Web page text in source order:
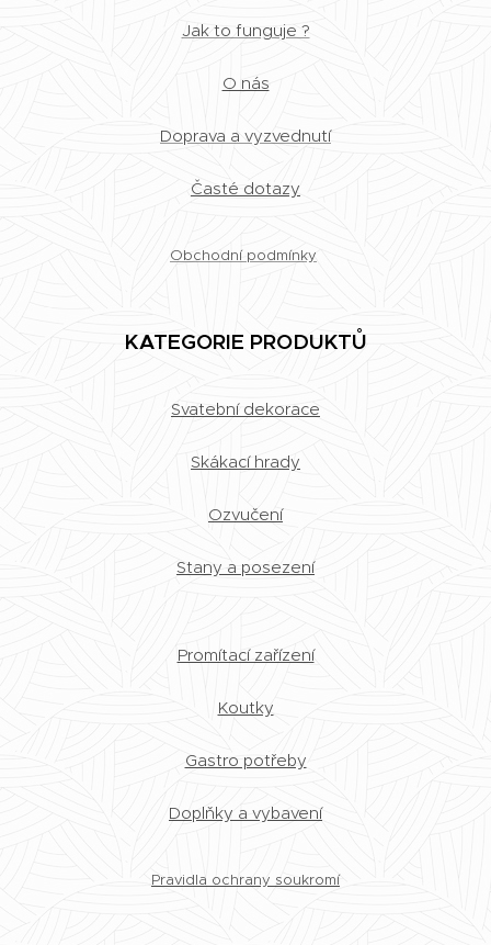
Jak to funguje ?
O nás
Doprava a vyzvednutí
Časté dotazy
Obchodní podmínky
KATEGORIE PRODUKTŮ
Svatební dekorace
Skákací hrady
Ozvučení
Stany a posezení
Promítací zařízení
Koutky
Gastro potřeby
Doplňky a vybavení
Pravidla ochrany soukromí